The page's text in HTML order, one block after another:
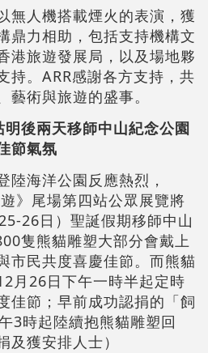
無人機搭載煙火的表演，獲
鼎力相助，包括支持機構文
港旅遊發展局，以及場地夥
持。ARR感謝各方支持，共
藝術與旅遊的盛事。
後兩天移師中山紀念公園
節氣氛
陸海洋公園反應熱烈，
》尾場第四站公眾展覽將
26日）聖誕假期移師中山
隻熊貓雕塑大部分會戴上
市民共度喜慶佳節。而熊貓
月26日下午一時半起定時
佳節；早前成功認捐的「飼
3時起陸續抱熊貓雕塑回
及獲安排人士）